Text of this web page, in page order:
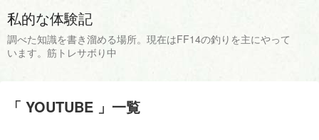
私的な体験記
調べた知識を書き溜める場所。現在はFF14の釣りを主にやって
います。筋トレサボり中
「 YOUTUBE 」一覧